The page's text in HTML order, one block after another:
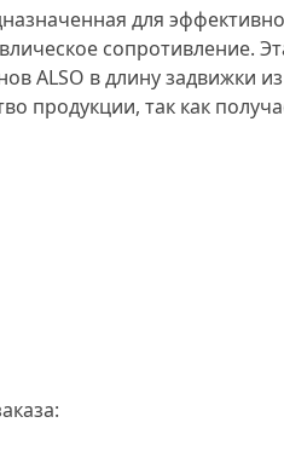
для
сопротивление.
ALSO в длину задвижки из
продукции, так как